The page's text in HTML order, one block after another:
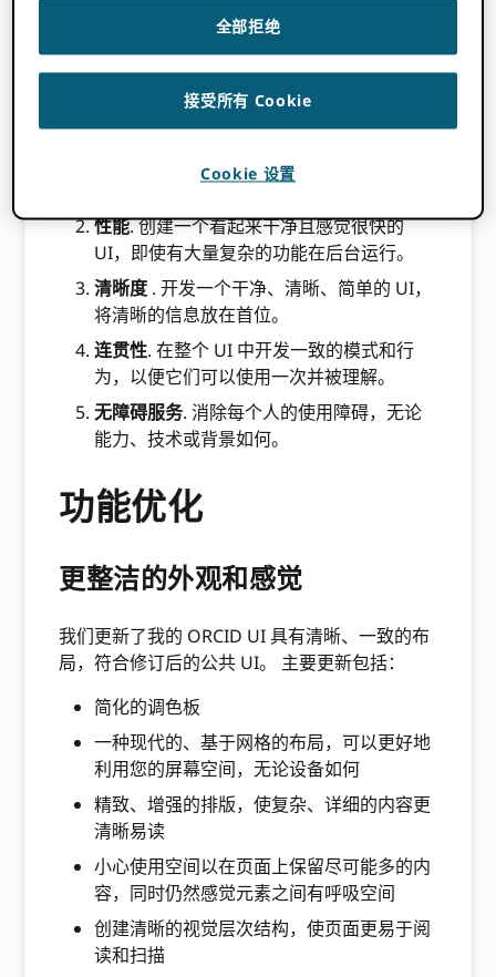
许多研究人员已经熟悉并乐于更新他们的记录并
与之互动，因此我们最近的目标是 ORCID UI 更
新不是为了进行彻底的更改，而是为了让关键用
户的旅程更顺畅。 具体而言，我们专注于五个关
. 尽可能提供可重复、可重用的组件和
性能. 创建一个看起来干净且感觉很快的
UI，即使有大量复杂的功能在后台运行。
清晰度 . 开发一个干净、清晰、简单的 UI，
将清晰的信息放在首位。
连贯性. 在整个 UI 中开发一致的模式和行
为，以便它们可以使用一次并被理解。
无障碍服务. 消除每个人的使用障碍，无论
能力、技术或背景如何。
功能优化
更整洁的外观和感觉
我们更新了我的 ORCID UI 具有清晰、一致的布
局，符合修订后的公共 UI。 主要更新包括：
简化的调色板
一种现代的、基于网格的布局，可以更好地
利用您的屏幕空间，无论设备如何
精致、增强的排版，使复杂、详细的内容更
清晰易读
小心使用空间以在页面上保留尽可能多的内
容，同时仍然感觉元素之间有呼吸空间
创建清晰的视觉层次结构，使页面更易于阅
读和扫描
全部拒绝
接受所有 Cookie
Cookie 设置